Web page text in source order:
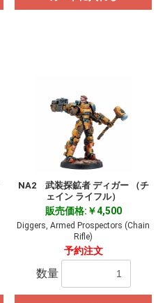
NA2 武装探鉱者 ディガー （チ
ェイン ライフル）
販売価格:￥4,500
Diggers, Armed Prospectors (Chain
Rifle)
予約注文
数量